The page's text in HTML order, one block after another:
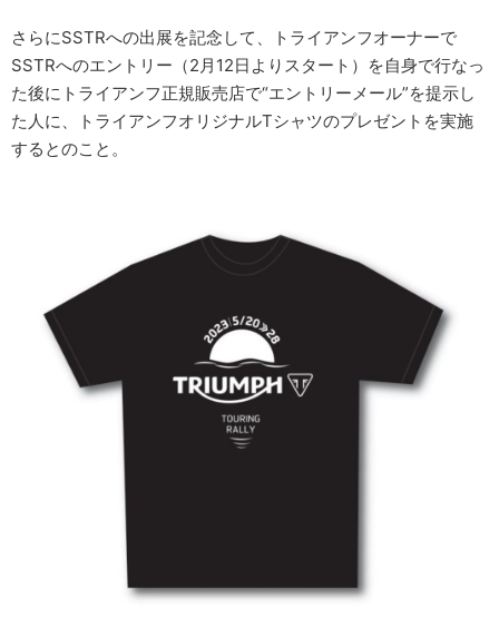
さらにSSTRへの出展を記念して、トライアンフオーナーで
SSTRへのエントリー（2月12日よりスタート）を自身で行なっ
た後にトライアンフ正規販売店で“エントリーメール”を提示し
た人に、トライアンフオリジナルTシャツのプレゼントを実施
するとのこと。